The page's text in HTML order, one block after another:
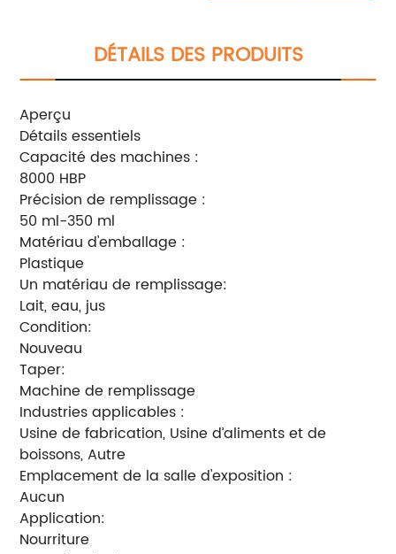
DÉTAILS DES PRODUITS
Aperçu
Détails essentiels
Capacité des machines :
8000 HBP
Précision de remplissage :
50 ml-350 ml
Matériau d'emballage :
Plastique
Un matériau de remplissage:
Lait, eau, jus
Condition:
Nouveau
Taper:
Machine de remplissage
Industries applicables :
Usine de fabrication, Usine d’aliments et de
boissons, Autre
Emplacement de la salle d'exposition :
Aucun
Application:
Nourriture